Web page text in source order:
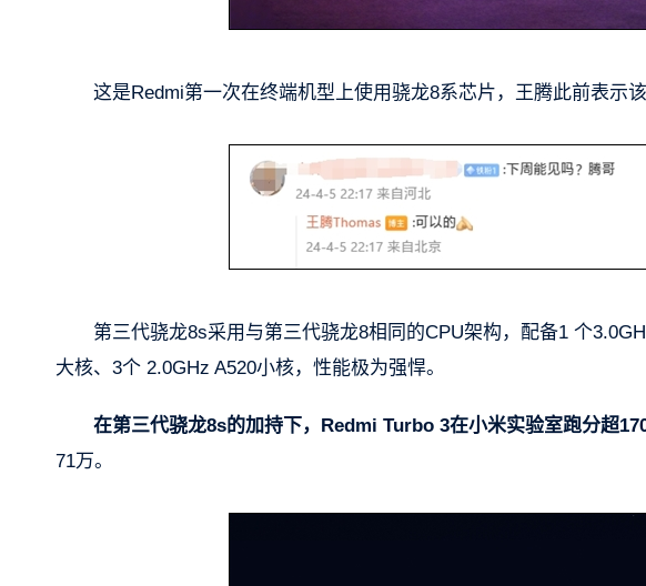
这是Redmi第一次在终端机型上使用骁龙8系芯片，王腾此前表示
第三代骁龙8s采用与第三代骁龙8相同的CPU架构，配备1 个
大核、3个 2.0GHz A520小核，性能极为强悍。
在第三代骁龙8s的加持下，Redmi Turbo 3在小米实验室跑分超170
71万。